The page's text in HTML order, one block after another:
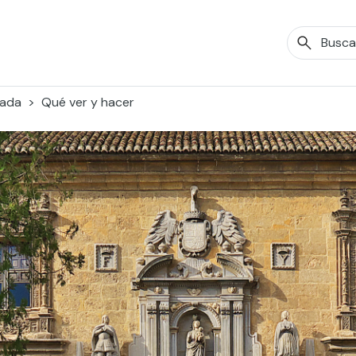
Qué ver y hacer